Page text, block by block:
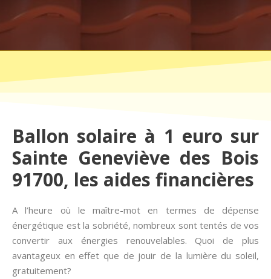
Ballon solaire à 1 euro sur
Sainte Geneviève des Bois
91700, les aides financières
A l’heure où le maître-mot en termes de dépense
énergétique est la sobriété, nombreux sont tentés de vos
convertir aux énergies renouvelables. Quoi de plus
avantageux en effet que de jouir de la lumière du soleil,
gratuitement?